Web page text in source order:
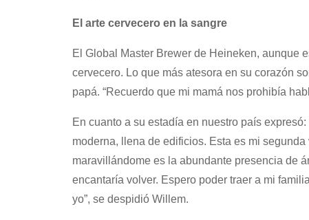
El arte cervecero en la sangre
El Global Master Brewer de Heineken, aunque
cervecero. Lo que más atesora en su corazón
papá. “Recuerdo que mi mamá nos prohibía
En cuanto a su estadía en nuestro país
moderna, llena de edificios. Esta es mi
maravillándome es la abundante presencia de
encantaría volver. Espero poder traer a mi
yo”, se despidió Willem.